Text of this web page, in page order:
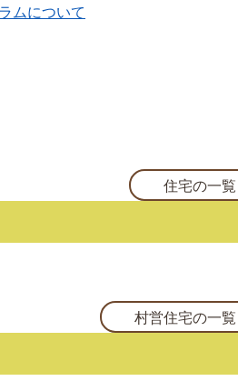
ムについて
住宅の一覧
村営住宅の一覧